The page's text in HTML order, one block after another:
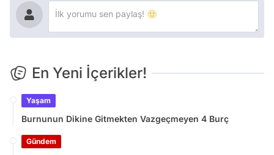
En Yeni İçerikler!
Yaşam
Burnunun Dikine Gitmekten Vazgeçmeyen 4 Burç
Gündem